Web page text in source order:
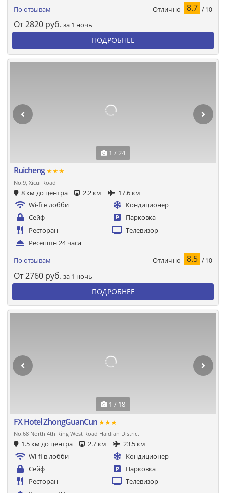
По отзывам Отлично 8.7 / 10
От2820 руб. за 1 ночь
ПОДРОБНЕЕ
1 / 24
Ruicheng★★★
No.9, Xicui Road
8 км до центра 2.2 км
17.6 км
Wi-fi в лобби
Кондиционер
Сейф
Парковка
Ресторан
Телевизор
Ресепшн 24 часа
По отзывам Отлично 8.5 / 10
От2760 руб. за 1 ночь
ПОДРОБНЕЕ
1 / 18
FX Hotel ZhongGuanCun ★★★
No.68 North 4th Ring West Road Haidian District
1.5 км до центра 2.7 км
23.5 км
Wi-fi в лобби
Кондиционер
Сейф
Парковка
Ресторан
Телевизор